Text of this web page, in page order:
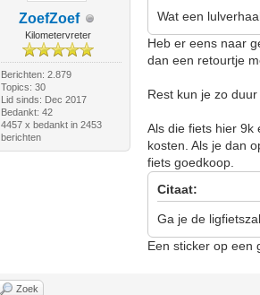
ZoefZoef
Kilometervreter
Berichten: 2.879
Topics: 30
Lid sinds: Dec 2017
Bedankt: 42
4457 x bedankt in 2453
berichten
Wat een
Heb er eens naar
dan een retourtje
Rest kun je zo
Als die fiets hier 9k
kosten. Als je dan
fiets goedkoop.
Citaat:
Ga je de
Een sticker op een
Zoek